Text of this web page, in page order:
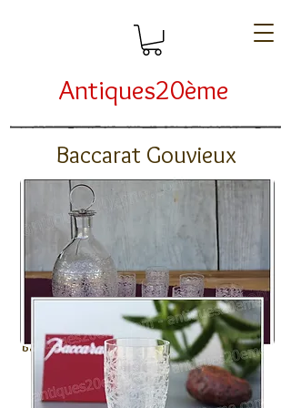
Antiques20ème
Baccarat Gouvieux
Back to Baccarat Next